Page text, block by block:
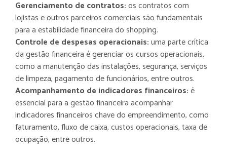
Gerenciamento de contratos:os contratos com
lojistas e outros parceiros comerciais são fundamentais
para a estabilidade financeira do shopping.
Controle de despesas operacionais:uma parte crítica
da gestão financeira é gerenciar os cursos operacionais,
como a manutenção das instalações, segurança, serviços
de limpeza, pagamento de funcionários, entre outros.
Acompanhamento de indicadores financeiros:é
essencial para a gestão financeira acompanhar
indicadores financeiros chave do empreendimento, como
faturamento, fluxo de caixa, custos operacionais, taxa de
ocupação, entre outros.